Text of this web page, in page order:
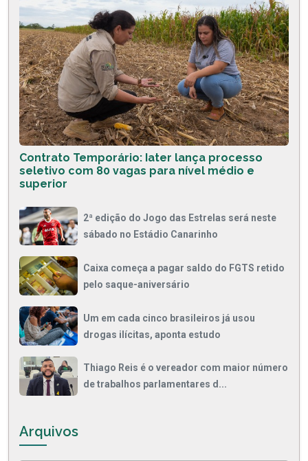
Contrato Temporário: Iater lança processo
seletivo com 80 vagas para nível médio e
superior
2ª edição do Jogo das Estrelas será neste
sábado no Estádio Canarinho
Caixa começa a pagar saldo do FGTS retido
pelo saque-aniversário
Um em cada cinco brasileiros já usou
drogas ilícitas, aponta estudo
Thiago Reis é o vereador com maior número
de trabalhos parlamentares d...
Arquivos